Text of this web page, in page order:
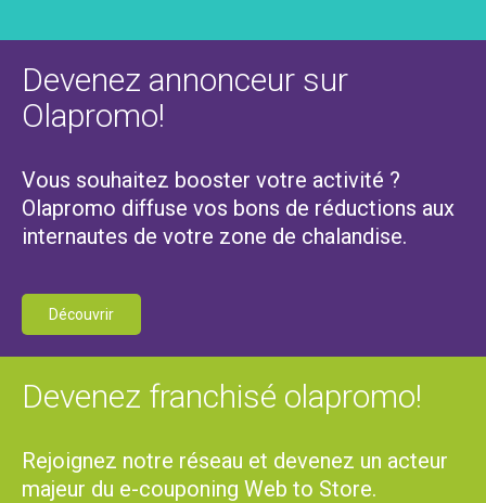
Devenez annonceur sur
Olapromo!
Vous souhaitez booster votre activité ?
Olapromo diffuse vos bons de réductions aux
internautes de votre zone de chalandise.
Découvrir
Devenez franchisé olapromo!
Rejoignez notre réseau et devenez un acteur
majeur du e-couponing Web to Store.